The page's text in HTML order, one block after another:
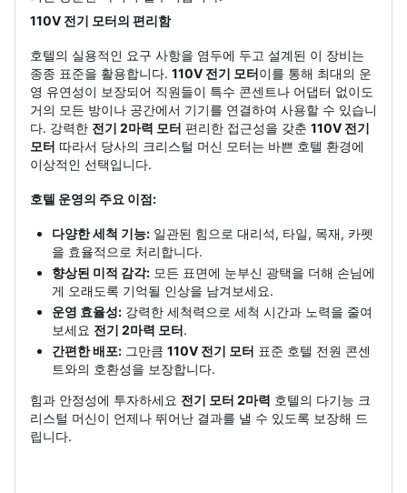
110V 전기 모터의 편리함
호텔의 실용적인 요구 사항을 염두에 두고 설계된 이 장비는
종종 표준을 활용합니다. 110V 전기 모터이를 통해 최대의 운
영 유연성이 보장되어 직원들이 특수 콘센트나 어댑터 없이도
거의 모든 방이나 공간에서 기기를 연결하여 사용할 수 있습니
다. 강력한 전기 2마력 모터 편리한 접근성을 갖춘 110V 전기
모터 따라서 당사의 크리스털 머신 모터는 바쁜 호텔 환경에
이상적인 선택입니다.
호텔 운영의 주요 이점:
다양한 세척 기능: 일관된 힘으로 대리석, 타일, 목재, 카펫
을 효율적으로 처리합니다.
향상된 미적 감각: 모든 표면에 눈부신 광택을 더해 손님에
게 오래도록 기억될 인상을 남겨보세요.
운영 효율성: 강력한 세척력으로 세척 시간과 노력을 줄여
보세요 전기 2마력 모터.
간편한 배포: 그만큼 110V 전기 모터 표준 호텔 전원 콘센
트와의 호환성을 보장합니다.
힘과 안정성에 투자하세요 전기 모터 2마력 호텔의 다기능 크
리스털 머신이 언제나 뛰어난 결과를 낼 수 있도록 보장해 드
립니다.